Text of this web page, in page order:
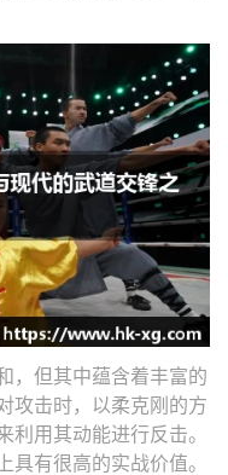
，但其中蕴含着丰富的
攻击时，以柔克刚的方
用其动能进行反击。
有很高的实战价值。